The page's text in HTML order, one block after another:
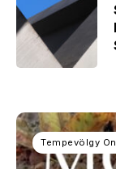
Tempevölgy